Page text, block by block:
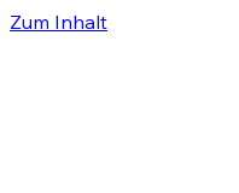
Zum Inhalt